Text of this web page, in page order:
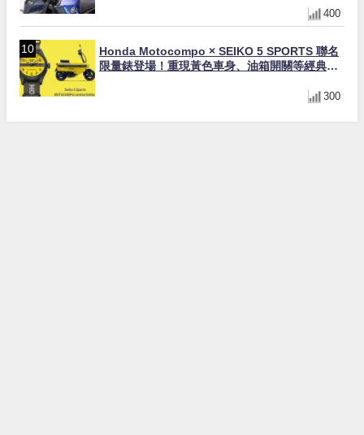
400
Honda Motocompo × SEIKO 5 SPORTS 聯名
限量錶登場！重現黃色車身、油箱開關等經典設
300